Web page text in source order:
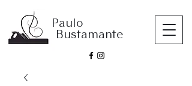
Paulo
Bustamante